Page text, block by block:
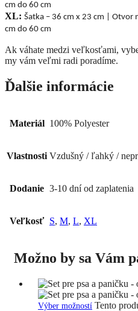
cm do 60 cm
XL: Šatka – 36 cm x 23 cm Otvor
cm do 60 cm
Ak váhate medzi veľkosťami,
my vám veľmi radi poradíme.
Ďalšie informácie
Materiál 100% Polyester
Vlastnosti Vzdušný / ľahký /
Dodanie 3-10 dní od zaplatenia
Veľkosť S, M, L, XL
Možno by sa Vám
Výber možností Tento